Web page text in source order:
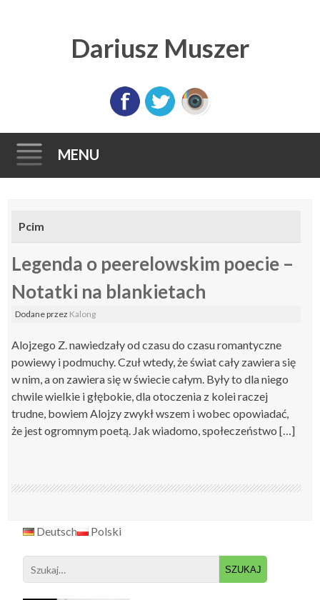
Dariusz Muszer
MENU
content
Pcim
Legenda o peerelowskim poecie –
Notatki na blankietach
Dodaneprzez Kalong
Alojzego Z. nawiedzały od czasu do czasu romantyczne
powiewy i podmuchy. Czuł wtedy, że świat cały zawiera się
w nim, a on zawiera się w świecie całym. Były to dla niego
chwile wielkie i głębokie, dla otoczenia z kolei raczej
trudne, bowiem Alojzy zwykł wszem i wobec opowiadać,
że jest ogromnym poetą. Jak wiadomo, społeczeństwo […]
Deutsch Polski
Search
for: